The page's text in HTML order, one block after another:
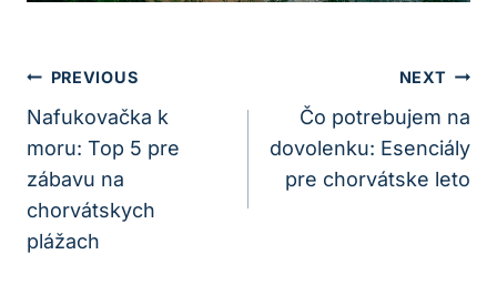
Navigácia
V
Článku
PREVIOUS
Nafukovačka k
moru: Top 5 pre
zábavu na
chorvátskych
plážach
NEXT
Čo potrebujem na
dovolenku: Esenciály
pre chorvátske leto